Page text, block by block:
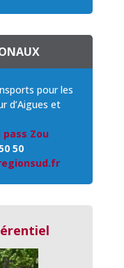
pour les
d’Aigues et
Zou
50